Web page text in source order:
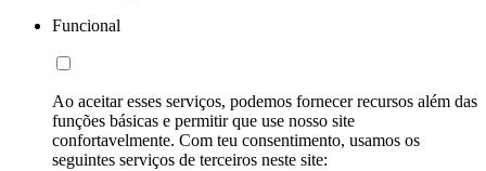
Funcional
Ao aceitar esses serviços, podemos fornecer recursos além das
funções básicas e permitir que use nosso site
confortavelmente. Com teu consentimento, usamos os
seguintes serviços de terceiros neste site: